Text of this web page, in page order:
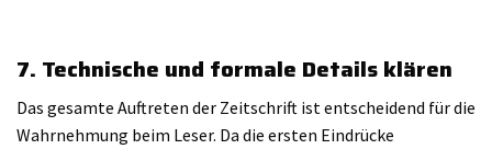
7. Technische und formale Details klären
Das gesamte Auftreten der Zeitschrift ist entscheidend für die
Wahrnehmung beim Leser. Da die ersten Eindrücke